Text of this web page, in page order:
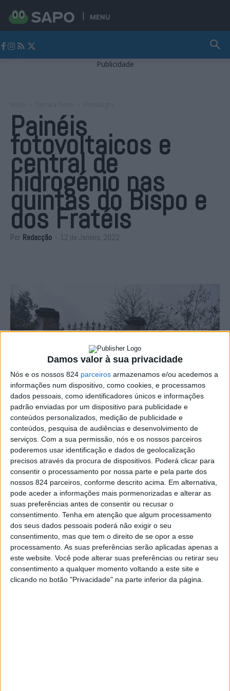
Damos valor à sua privacidade
Nós e os nossos 824 parceiros armazenamos e/ou acedemos a
informações num dispositivo, como cookies, e processamos
dados pessoais, como identificadores únicos e informações
padrão enviadas por um dispositivo para publicidade e
conteúdos personalizados, medição de publicidade e
conteúdos, pesquisa de audiências e desenvolvimento de
serviços. Com a sua permissão, nós e os nossos parceiros
poderemos usar identificação e dados de geolocalização
precisos através da procura de dispositivos. Poderá clicar para
consentir o processamento por nossa parte e pela parte dos
nossos 824 parceiros, conforme descrito acima. Em alternativa,
pode aceder a informações mais pormenorizadas e alterar as
suas preferências antes de consentir ou recusar o
consentimento. Tenha em atenção que algum processamento
dos seus dados pessoais poderá não exigir o seu
consentimento, mas que tem o direito de se opor a esse
processamento. As suas preferências serão aplicadas apenas a
este website. Você pode alterar suas preferências ou retirar seu
consentimento a qualquer momento voltando a este site e
clicando no botão "Privacidade" na parte inferior da página.
MENU
Publicidade
Painéis
fotovoltaicos e
central de
hidrogénio nas
quintas do Bispo e
dos Fratéis
Por Redacção - 12 de Janeiro, 2022
A empresa Organic Heritage, com sede em Santo Tirso,
que vai adquirir as Quintas do Bispo e dos Fratéis por
775 mil euros, dedica-se ao turismo e prestações de
serviços relacionadas, investimentos imobiliários,
nomeadamente aquisição, alienação e arrendamento de
imóveis. consultoria de gestão imobiliária, económica e
financeira, gestão e exploração de empreendimentos
turísticos, agrícolas, silvícolas e cinegéticos, bem como
a prestação de serviços técnicos, administrativos e de